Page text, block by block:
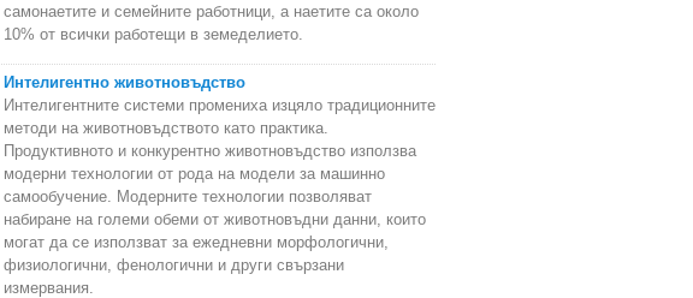
самонаетите и семейните работници, а наетите са около
10% от всички работещи в земеделието.
Интелигентно животновъдство
Интелигентните системи промениха изцяло традиционните
методи на животновъдството като практика.
Продуктивното и конкурентно животновъдство използва
модерни технологии от рода на модели за машинно
самообучение. Модерните технологии позволяват
набиране на големи обеми от животновъдни данни, които
могат да се използват за ежедневни морфологични,
физиологични, фенологични и други свързани
измервания.